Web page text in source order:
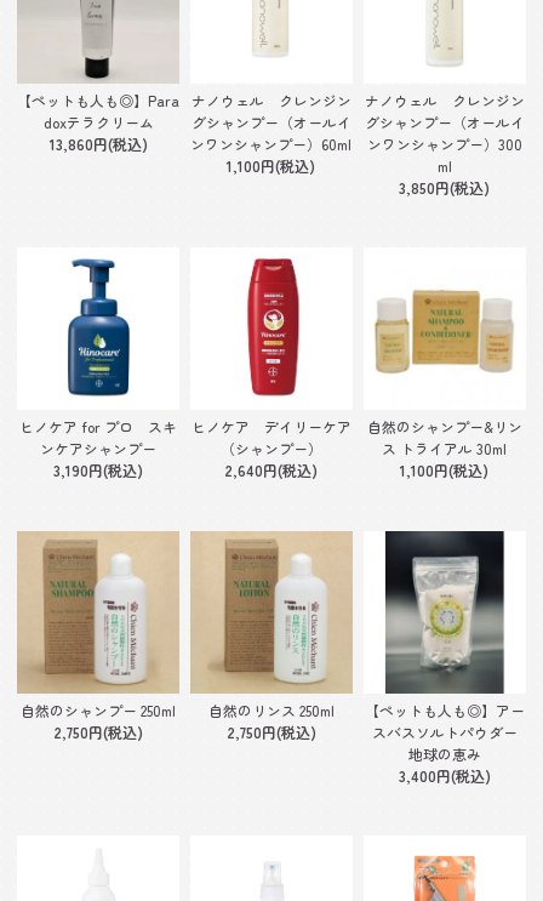
【ペットも人も◎】Para
doxテラクリーム
13,860円(税込)
ナノウェル クレンジン
グシャンプー（オールイ
ンワンシャンプー）60ml
1,100円(税込)
ナノウェル クレンジン
グシャンプー（オールイ
ンワンシャンプー）300
ml
3,850円(税込)
ヒノケア for プロ スキ
ンケアシャンプー
3,190円(税込)
ヒノケア デイリーケア
（シャンプー）
2,640円(税込)
自然のシャンプー&リン
ス トライアル 30ml
1,100円(税込)
自然のシャンプー 250ml
2,750円(税込)
自然のリンス 250ml
2,750円(税込)
【ペットも人も◎】アー
スバスソルトパウダー
地球の恵み
3,400円(税込)